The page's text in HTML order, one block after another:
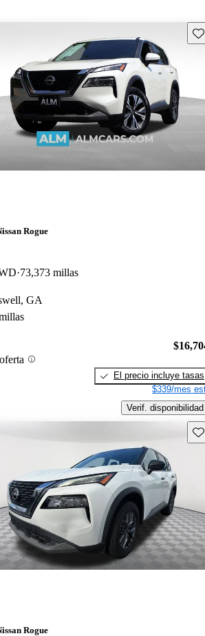
Aviso
Rogue
73,373 millas
GA
El precio incluye tasas
$339/mes
Verif. disponibilidad
Aviso
Rogue